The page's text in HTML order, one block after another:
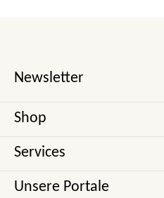
Newsletter
Shop
Services
Unsere Portale